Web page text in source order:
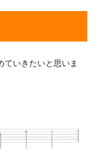
ていきたいと思いま